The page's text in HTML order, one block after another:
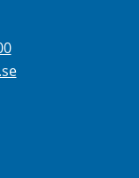
till annan
till annan
annan webbplats.